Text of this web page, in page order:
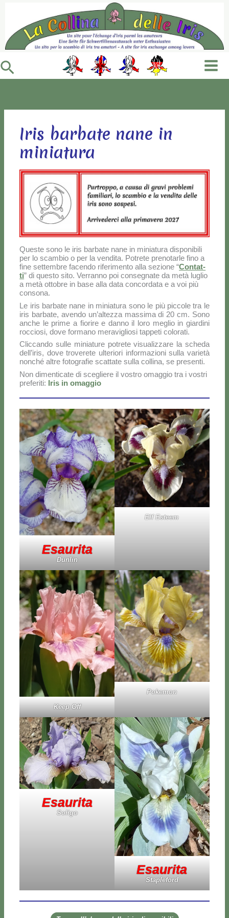
contenuto
Cerca
Iris barbate nane in
miniatura
Que­ste so­no le iris bar­ba­te na­ne in mi­nia­tu­ra di­spo­ni­bi­li
per lo scam­bio o per la ven­di­ta. Po­tre­te pre­no­tar­le fi­no a
fi­ne set­tem­bre fa­cen­do ri­fe­ri­men­to al­la se­zio­ne “Con­tat­
ti” di que­sto si­to. Ver­ran­no poi con­se­gna­te da me­tà lu­glio
a me­tà ot­to­bre in ba­se al­la da­ta con­cor­da­ta e a voi più
con­so­na.
Le iris bar­ba­te na­ne in mi­nia­tu­ra so­no le più pic­co­le tra le
iris bar­ba­te, aven­do un’altezza mas­si­ma di 20 cm. So­no
an­che le pri­me a fio­ri­re e dan­no il lo­ro me­glio in giar­di­ni
roc­cio­si, do­ve for­ma­no me­ra­vi­glio­si tap­pe­ti co­lo­ra­ti.
Clic­can­do sul­le mi­nia­tu­re po­tre­te vi­sua­liz­za­re la sche­da
dell’iris, do­ve tro­ve­re­te ul­te­rio­ri in­for­ma­zio­ni sul­la va­rie­tà
non­ché al­tre fo­to­gra­fie scat­ta­te sul­la col­li­na, se pre­sen­ti.
Non di­men­ti­ca­te di sce­glie­re il vo­stro omag­gio tra i vo­stri
pre­fe­ri­ti: Iris in omag­gio
Esau­ri­ta
Dun­lin
Elf Esteem
Keep Off
Po­ke­mon
Esau­ri­ta
So­li­go
Esau­ri­ta
Sta­ple­ford